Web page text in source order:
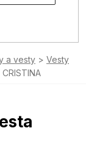
a vesty
Vesty